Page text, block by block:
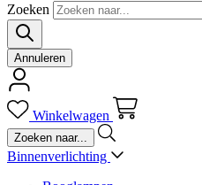
Zoeken
Annuleren
Winkelwagen
Binnenverlichting